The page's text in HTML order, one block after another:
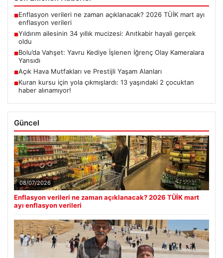
■Enflasyon verileri ne zaman açıklanacak? 2026 TÜİK mart ayı
enflasyon verileri
■Yıldırım ailesinin 34 yıllık mucizesi: Anıtkabir hayali gerçek
oldu
■Bolu’da Vahşet: Yavru Kediye İşlenen İğrenç Olay Kameralara
Yansıdı
■Açık Hava Mutfakları ve Prestijli Yaşam Alanları
■Kuran kursu için yola çıkmışlardı: 13 yaşındaki 2 çocuktan
haber alınamıyor!
Güncel
08/07/2026
Enflasyon verileri ne zaman açıklanacak? 2026 TÜİK mart
ayı enflasyon verileri